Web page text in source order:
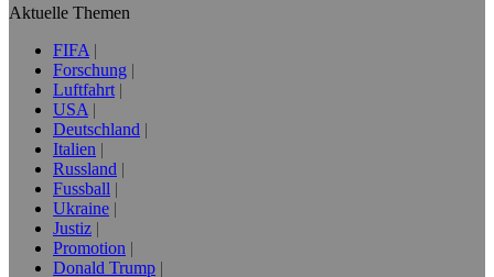
Aktuelle Themen
FIFA
Forschung
Luftfahrt
USA
Deutschland
Italien
Russland
Fussball
Ukraine
Justiz
Promotion
Donald Trump